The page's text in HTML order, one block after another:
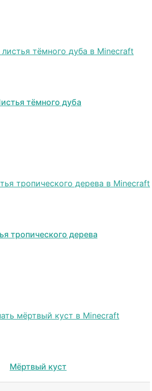
тёмного дуба
тропического дерева
Мёртвый куст